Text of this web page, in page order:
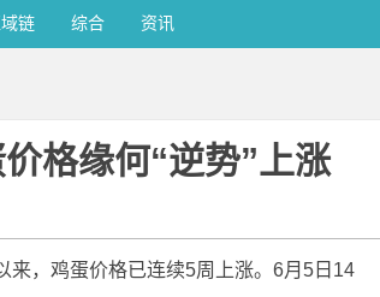
链 综合 资讯
格缘何“逆势”上涨
来，鸡蛋价格已连续5周上涨。6月5日14